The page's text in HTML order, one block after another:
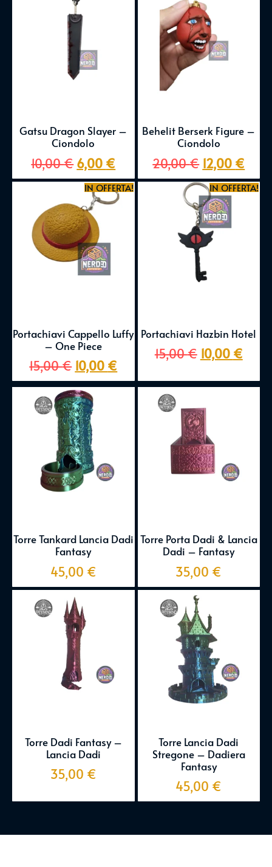
Gatsu Dragon Slayer –
Ciondolo
10,00€ 6,00 €
Behelit Berserk Figure –
Ciondolo
20,00€ 12,00 €
IN OFFERTA!
Portachiavi Cappello Luffy
– One Piece
15,00€ 10,00 €
IN OFFERTA!
Portachiavi Hazbin Hotel
15,00€ 10,00 €
Torre Tankard Lancia Dadi
Fantasy
45,00 €
Torre Porta Dadi & Lancia
Dadi – Fantasy
35,00 €
Torre Dadi Fantasy –
Lancia Dadi
35,00 €
Torre Lancia Dadi
Stregone – Dadiera
Fantasy
45,00 €